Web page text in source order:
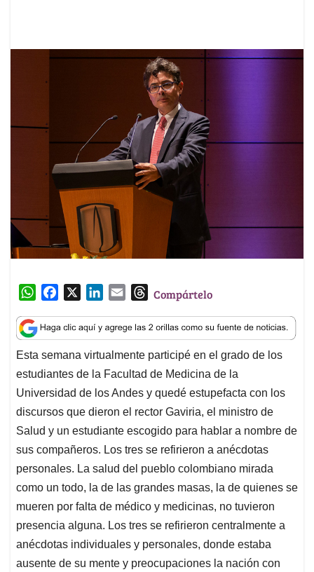
W
a
t
s
A
p
p
c
e
b
o
o
k
n
k
e
d
I
n
a
i
l
T
r
e
a
d
s
Compártelo
Esta semana virtualmente participé en el grado de los
estudiantes de la Facultad de Medicina de la
Universidad de los Andes y quedé estupefacta con los
discursos que dieron el rector Gaviria, el ministro de
Salud y un estudiante escogido para hablar a nombre de
sus compañeros. Los tres se refirieron a anécdotas
personales. La salud del pueblo colombiano mirada
como un todo, la de las grandes masas, la de quienes se
mueren por falta de médico y medicinas, no tuvieron
presencia alguna. Los tres se refirieron centralmente a
anécdotas individuales y personales, donde estaba
ausente de su mente y preocupaciones la nación con